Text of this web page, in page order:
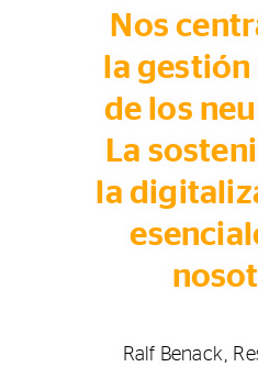
Nos
la
de los
La
la
Ralf Benack,